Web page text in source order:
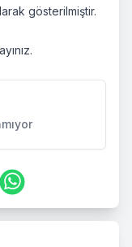
gösterilmiştir.
.